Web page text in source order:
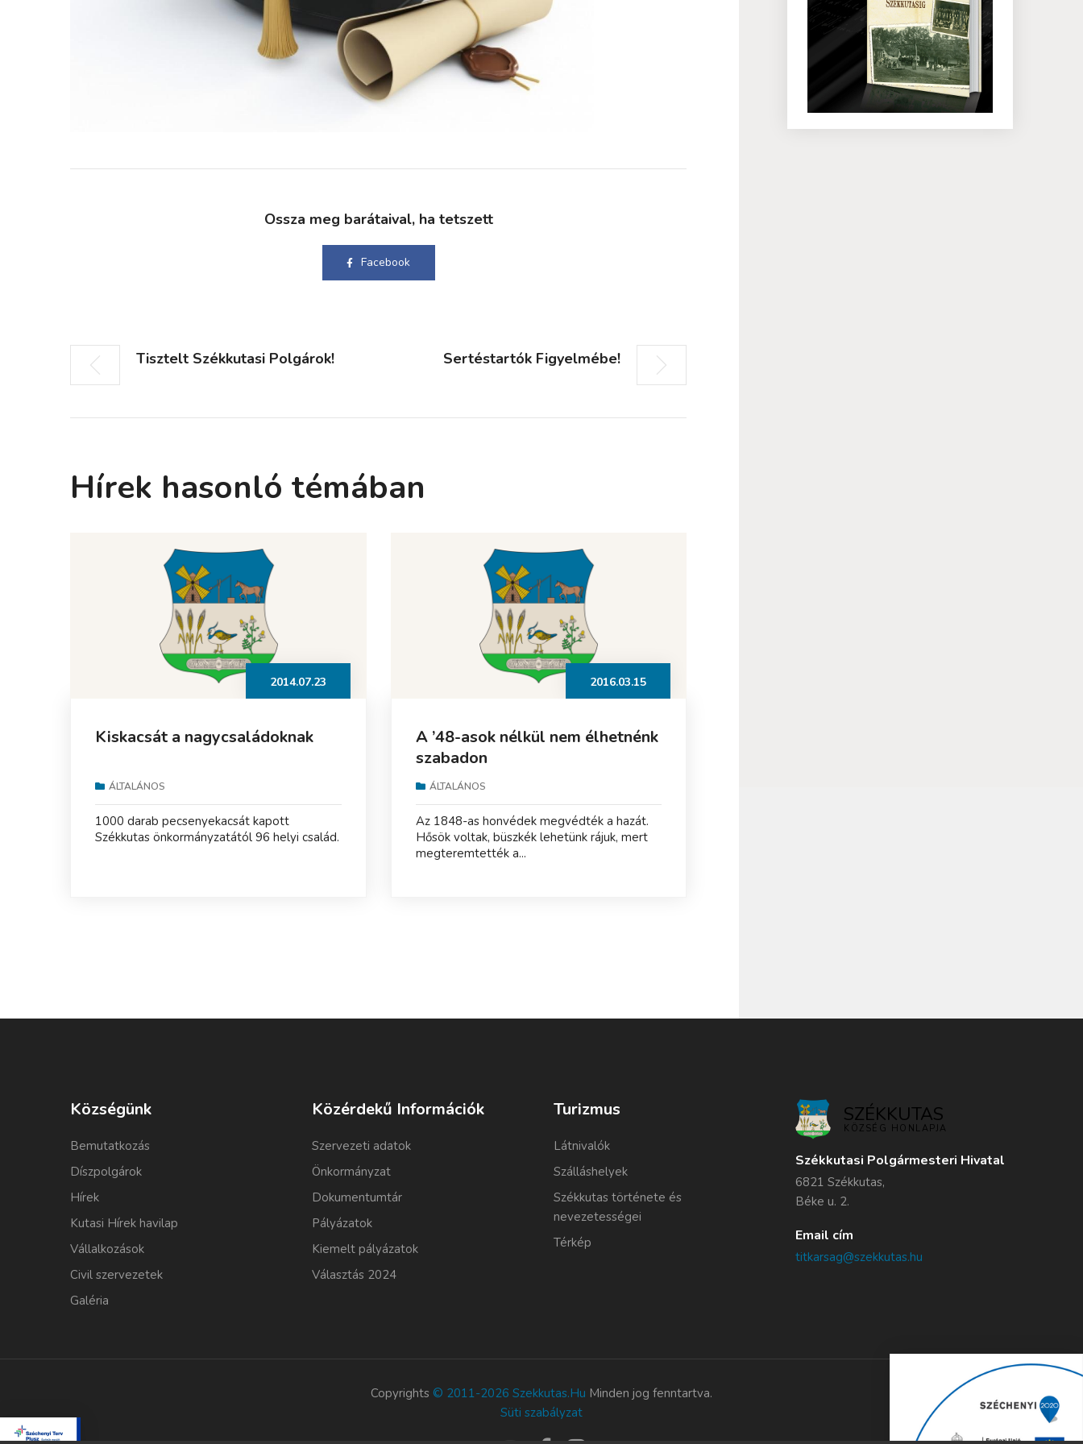
Ossza meg barátaival, ha tetszett
Facebook
Tisztelt Székkutasi Polgárok! Sertéstartók Figyelmébe!
Hírek hasonló témában
2014.07.23
Kiskacsát a nagycsaládoknak
ÁLTALÁNOS
1000 darab pecsenyekacsát kapott
Székkutas önkormányzatától 96 helyi család.
2016.03.15
A ’48-asok nélkül nem élhetnénk
szabadon
ÁLTALÁNOS
Az 1848-as honvédek megvédték a hazát.
Hősök voltak, büszkék lehetünk rájuk, mert
megteremtették a...
Községünk
Bemutatkozás
Díszpolgárok
Hírek
Kutasi Hírek havilap
Vállalkozások
Civil szervezetek
Galéria
Közérdekű Információk
Szervezeti adatok
Önkormányzat
Dokumentumtár
Pályázatok
Kiemelt pályázatok
Választás 2024
Turizmus
Látnivalók
Szálláshelyek
Székkutas története és
nevezetességei
Térkép
SZÉKKUTAS
KÖZSÉG HONLAPJA
Székkutasi Polgármesteri Hivatal
6821 Székkutas,
Béke u. 2.
Email cím
titkarsag@szekkutas.hu
Copyrights © 2011-2026 Szekkutas.hu Minden jog fenntartva.
Süti szabályzat